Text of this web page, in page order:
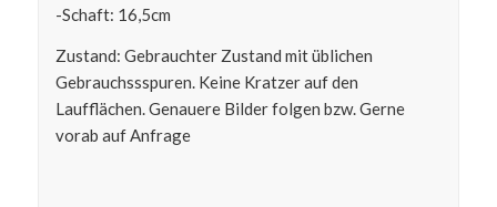
-Schaft: 16,5cm
Zustand: Gebrauchter Zustand mit üblichen
Gebrauchssspuren. Keine Kratzer auf den
Laufflächen. Genauere Bilder folgen bzw. Gerne
vorab auf Anfrage